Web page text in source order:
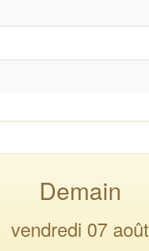
Demain
vendredi 07 août